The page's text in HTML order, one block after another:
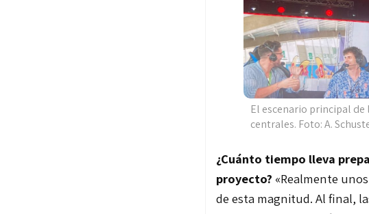
El escenario principal de
centrales. Foto: A.
¿Cuánto tiempo lleva
proyecto? «Realmente
de esta magnitud. Al final,